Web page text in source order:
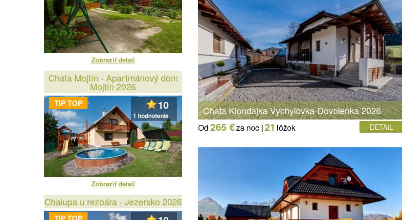
Zobraziť detail
Chata Mojtín - Apartmánový dom
Mojtín 2026
TIP TOP 10
1 hodnotenie
Zobraziť detail
Chalupa u rezbára - Jezersko 2026
Chata Klondajka Vychylovka-Dovolenka 2026
Od 265 €za noc |21 lôžok DETAIL